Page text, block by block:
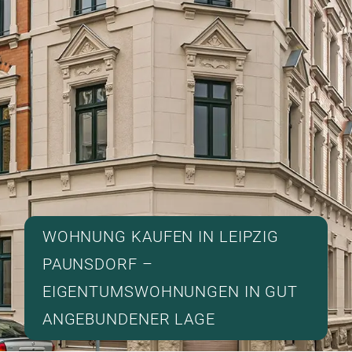
WOHNUNG KAUFEN IN LEIPZIG
PAUNSDORF –
EIGENTUMSWOHNUNGEN IN GUT
ANGEBUNDENER LAGE